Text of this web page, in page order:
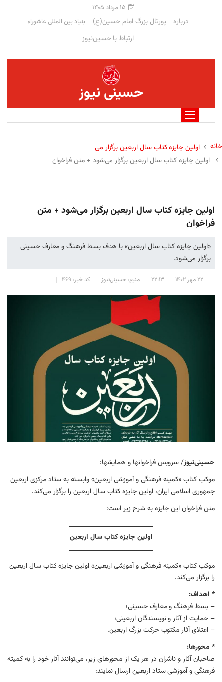
۱۵ مرداد ۱۴۰۵
درباره پورتال بزرگ امام حسین(ع) بنیاد بین المللی عاشوراء
ارتباط با حسین‌نیوز
حسینی نیوز
خانه
اولین جایزه کتاب سال اربعین برگزار می
اولین جایزه کتاب سال اربعین برگزار می‌شود + متن فراخوان
اولین جایزه کتاب سال اربعین برگزار می‌شود + متن
فراخوان
«اولین جایزه کتاب سال اربعین» با هدف بسط فرهنگ و معارف حسینی
برگزار می‌شود.
۲۲ مهر ۱۴۰۲ ۲۲:۱۳ منبع: حسینی‌نیوز کد خبر: ۴۶۹
حسینی‌نیوز/ سرویس فراخوان‏ها و همایش‏ها:
موکب کتاب «کمیته فرهنگی و آموزشی اربعین» وابسته به ستاد مرکزی اربعین
جمهوری اسلامی ایران، اولین جايزه کتاب سال اربعین را برگزار می‌کند.
متن فراخوان این جایزه به شرح زیر است:
ــــــــــــــــــــــــــــــــــــــــــ
اولین جايزه کتاب سال اربعین
ــــــــــــــــــــــــــــــــــــــــــ
موکب کتاب «کمیته فرهنگی و آموزشی اربعین» اولین جايزه کتاب سال اربعین
را برگزار می‌کند.
* اهداف:
– بسط فرهنگ و معارف حسینی؛
– حمایت از آثار و نویسندگان اربعینی؛
– اعتلای آثار مکتوب حرکت بزرگ اربعین.
* محورها:
صاحبان آثار و ناشران در هر یک از محورهای زیر، می‌توانند آثار خود را به کمیته
فرهنگی و آموزشی ستاد اربعین ارسال نمایند: